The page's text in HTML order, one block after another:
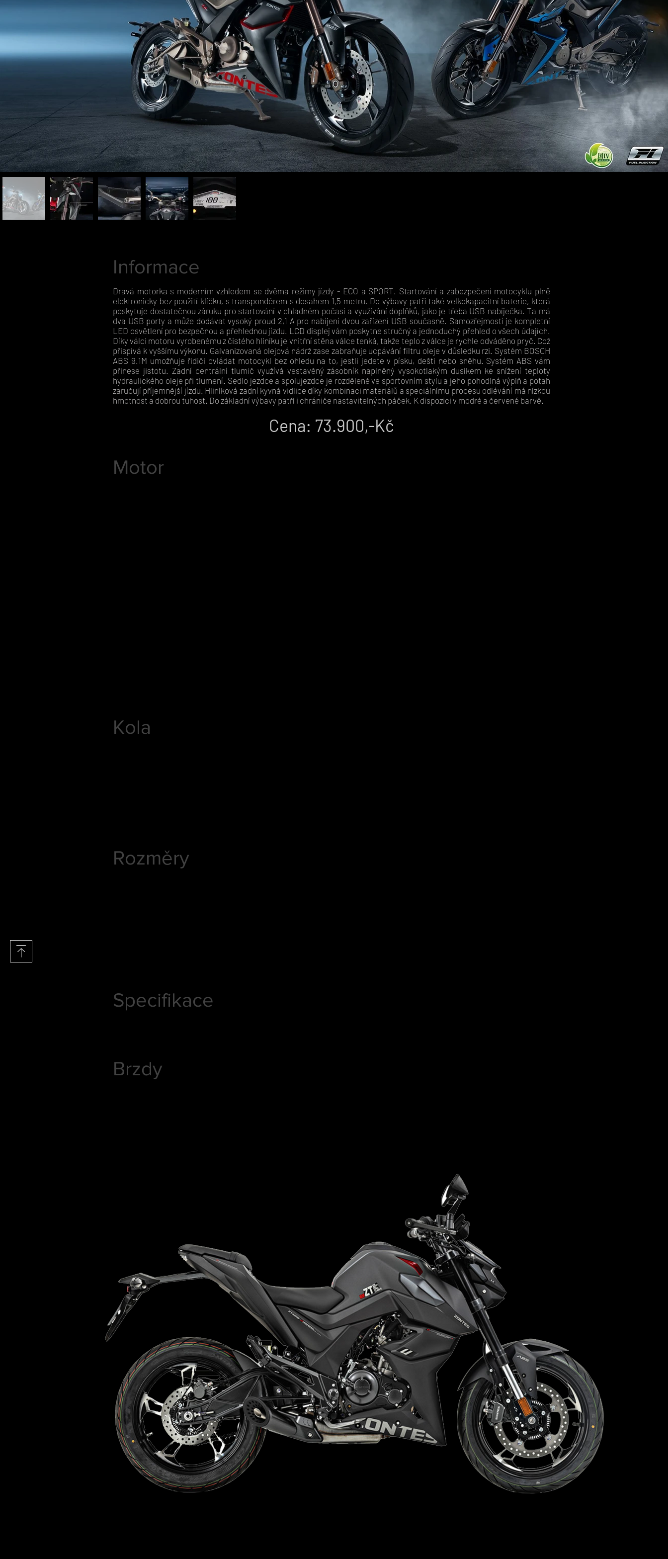
Informace
Dravá motorka s moderním vzhledem se dvěma režimy jízdy - ECO a SPORT. Startování a zabezpečení motocyklu plně
elektronicky bez použití klíčku, s transpondérem s dosahem 1,5 metru. Do výbavy patří také velkokapacitní baterie, která
poskytuje dostatečnou záruku pro startování v chladném počasí a využívání doplňků, jako je třeba USB nabíječka. Ta má
dva USB porty a může dodávat vysoký proud 2,1 A pro nabíjení dvou zařízení USB současně. Samozřejmostí je kompletní
LED osvětlení pro bezpečnou a přehlednou jízdu. LCD displej vám poskytne stručný a jednoduchý přehled o všech údajích.
Díky válci motoru vyrobenému z čistého hliníku je vnitřní stěna válce tenká, takže teplo z válce je rychle odváděno pryč. Což
přispívá k vyššímu výkonu. Galvanizovaná olejová nádrž zase zabraňuje ucpávání filtru oleje v důsledku rzi. Systém BOSCH
ABS 9.1M umožňuje řidiči ovládat motocykl bez ohledu na to, jestli jedete v písku, dešti nebo sněhu. Systém ABS vám
přinese jistotu. Zadní centrální tlumič využívá vestavěný zásobník naplněný vysokotlakým dusíkem ke snížení teploty
hydraulického oleje při tlumení. Sedlo jezdce a spolujezdce je rozdělené ve sportovním stylu a jeho pohodlná výplň a potah
zaručují příjemnější jízdu. Hliníková zadní kyvná vidlice díky kombinaci materiálů a speciálnímu procesu odlévání má nízkou
hmotnost a dobrou tuhost. Do základní výbavy patří i chrániče nastavitelných páček. K dispozici v modré a červené barvě.
Cena: 73.900,-Kč
Motor
Kola
Rozměry
Specifikace
Brzdy